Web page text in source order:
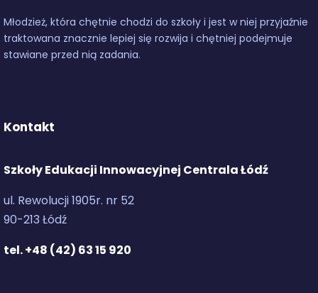
Młodzież, która chętnie chodzi do szkoły i jest w niej przyjaźnie
traktowana znacznie lepiej się rozwija i chętniej podejmuje
stawiane przed nią zadania.
Kontakt
Szkoły Edukacji Innowacyjnej Centrala Łódź
ul. Rewolucji 1905r. nr 52
90-213 Łódź
tel. +48 (42) 63 15 920